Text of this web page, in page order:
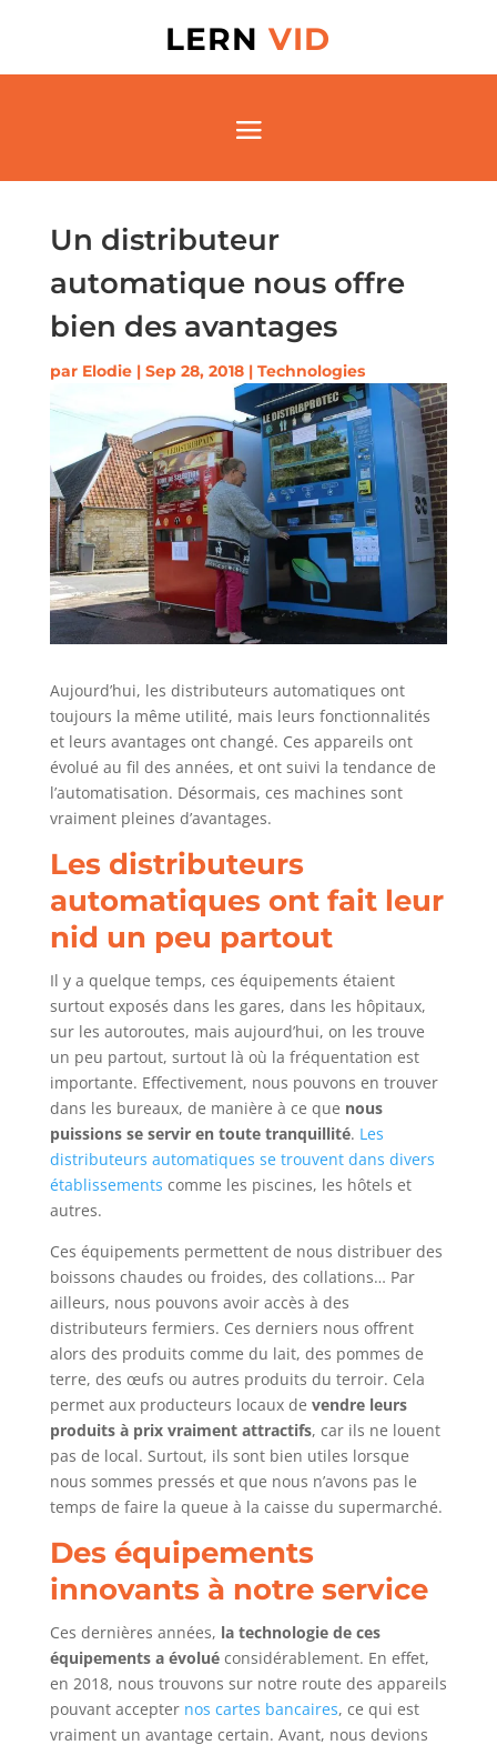
LERNVID
Un distributeur
automatique nous offre
bien des avantages
par Elodie| Sep 28, 2018| Technologies
Aujourd’hui, les distributeurs automatiques ont
toujours la même utilité, mais leurs fonctionnalités
et leurs avantages ont changé. Ces appareils ont
évolué au fil des années, et ont suivi la tendance de
l’automatisation. Désormais, ces machines sont
vraiment pleines d’avantages.
Les distributeurs
automatiques ont fait leur
nid un peu partout
Il y a quelque temps, ces équipements étaient
surtout exposés dans les gares, dans les hôpitaux,
sur les autoroutes, mais aujourd’hui, on les trouve
un peu partout, surtout là où la fréquentation est
importante. Effectivement, nous pouvons en trouver
dans les bureaux, de manière à ce que nous
puissions se servir en toute tranquillité. Les
distributeurs automatiques se trouvent dans divers
établissements comme les piscines, les hôtels et
autres.
Ces équipements permettent de nous distribuer des
boissons chaudes ou froides, des collations… Par
ailleurs, nous pouvons avoir accès à des
distributeurs fermiers. Ces derniers nous offrent
alors des produits comme du lait, des pommes de
terre, des œufs ou autres produits du terroir. Cela
permet aux producteurs locaux de vendre leurs
produits à prix vraiment attractifs, car ils ne louent
pas de local. Surtout, ils sont bien utiles lorsque
nous sommes pressés et que nous n’avons pas le
temps de faire la queue à la caisse du supermarché.
Des équipements
innovants à notre service
Ces dernières années, la technologie de ces
équipements a évoluéconsidérablement. En effet,
en 2018, nous trouvons sur notre route des appareils
pouvant accepter nos cartes bancaires, ce qui est
vraiment un avantage certain. Avant, nous devions